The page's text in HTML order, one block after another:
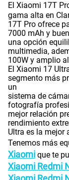
El Xiaomi 17T
gama alta en
17T Pro ofrece
7000 mAh y
una opción
multimedia,
100W y amplio
El Xiaomi 17
segmento más
un
sistema de
fotografía
mejor relación
rendimiento
Ultra es la mejor
Tenemos más
Xiaomi que te
Xiaomi Redmi